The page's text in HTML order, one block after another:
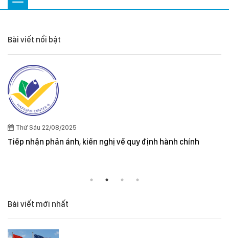
Toggle
Bài viết nổi bật
Thứ Sáu 22/08/2025
Tiếp nhận phản ánh, kiến nghị về quy định hành chính
Bài viết mới nhất